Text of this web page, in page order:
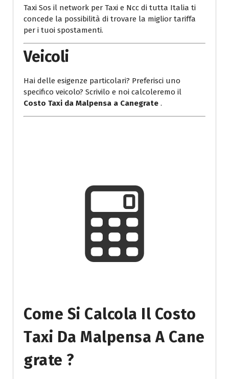
Taxi Sos il network per Taxi e Ncc di tutta Italia ti
concede la possibilità di trovare la miglior tariffa
per i tuoi spostamenti.
Veicoli
Hai delle esigenze particolari? Preferisci uno
specifico veicolo? Scrivilo e noi calcoleremo il
Costo Taxi da Malpensa a Canegrate .
Come Si Calcola Il Costo
Taxi Da Malpensa A Cane
Grate ?